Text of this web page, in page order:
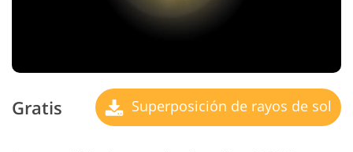
Gratis Superposición de rayos de sol